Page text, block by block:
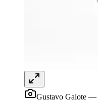
Gustavo Gaiote —